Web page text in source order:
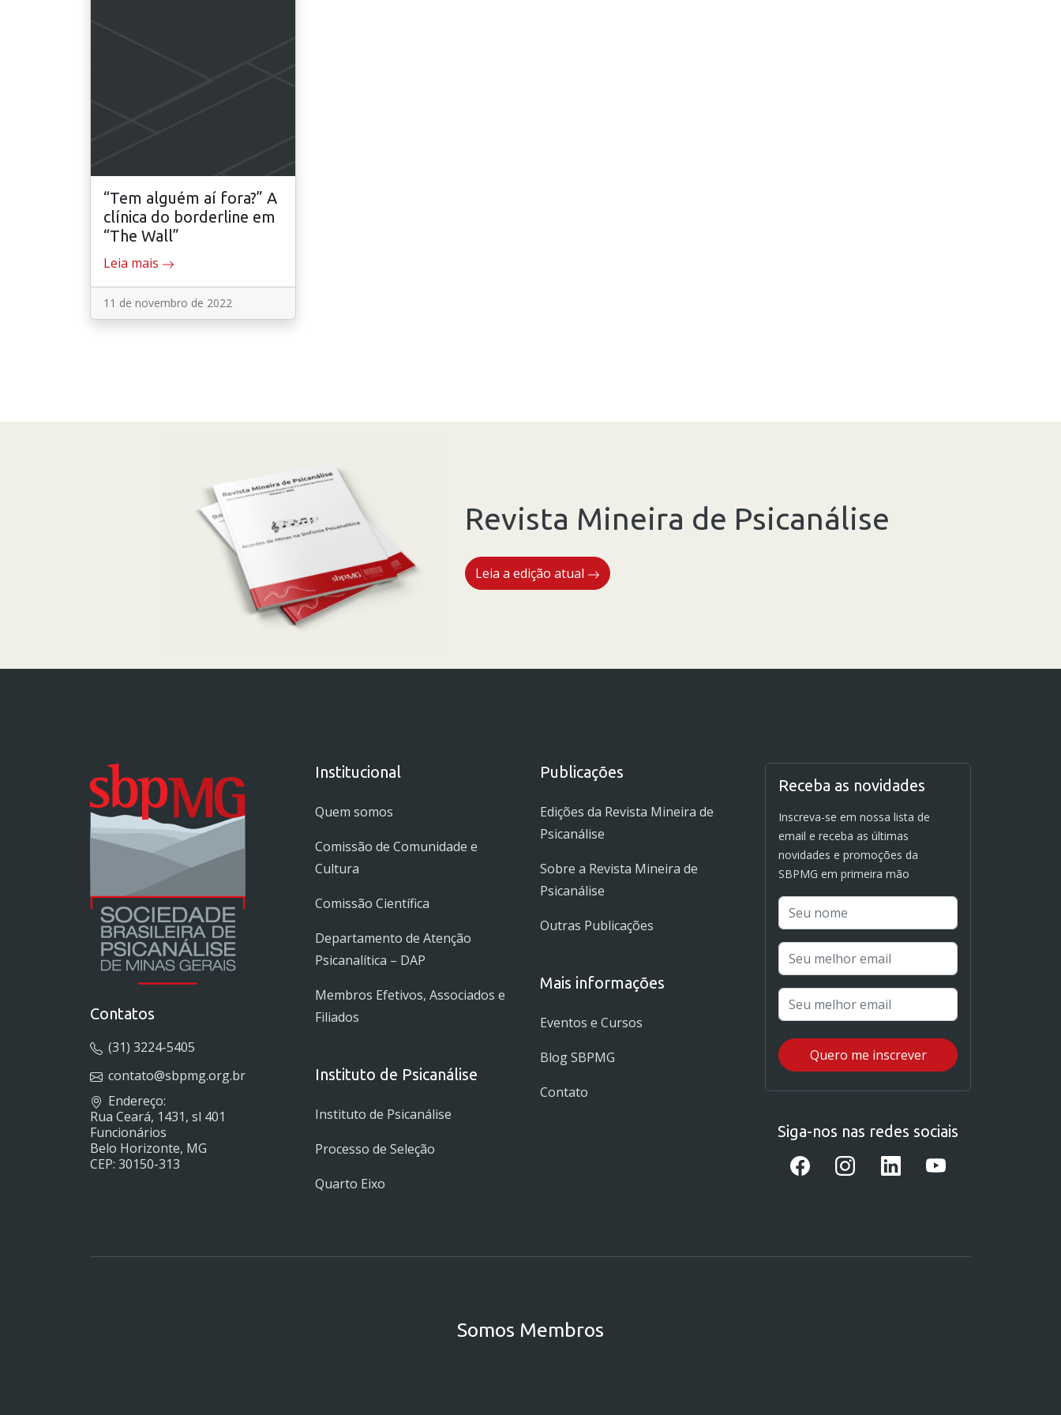
“Tem alguém aí fora?” A
clínica do borderline em
“The Wall”
Leia mais
11 de novembro de 2022
Revista Mineira de Psicanálise
Leia a edição atual
Contatos
(31) 3224-5405
contato@sbpmg.org.br
Endereço:
Rua Ceará, 1431, sl 401
Funcionários
Belo Horizonte, MG
CEP: 30150-313
Institucional
Quem somos
Comissão de Comunidade e
Cultura
Comissão Científica
Departamento de Atenção
Psicanalítica – DAP
Membros Efetivos, Associados e
Filiados
Instituto de Psicanálise
Instituto de Psicanálise
Processo de Seleção
Quarto Eixo
Publicações
Edições da Revista Mineira de
Psicanálise
Sobre a Revista Mineira de
Psicanálise
Outras Publicações
Mais informações
Eventos e Cursos
Blog SBPMG
Contato
Receba as novidades
Inscreva-se em nossa lista de
email e receba as últimas
novidades e promoções da
SBPMG em primeira mão
Siga-nos nas redes sociais
Somos Membros